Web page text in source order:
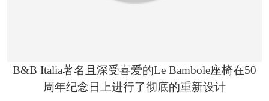
B&B Italia著名且深受喜爱的Le Bambole座椅在50
周年纪念日上进行了彻底的重新设计